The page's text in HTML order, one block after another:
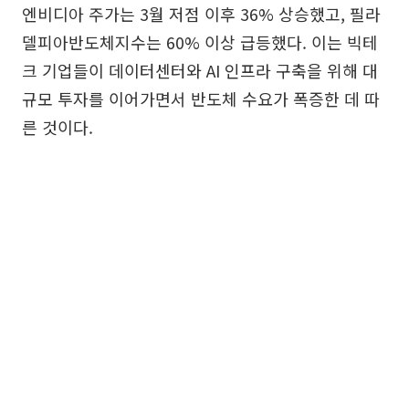
엔비디아 주가는 3월 저점 이후 36% 상승했고, 필라
델피아반도체지수는 60% 이상 급등했다. 이는 빅테
크 기업들이 데이터센터와 AI 인프라 구축을 위해 대
규모 투자를 이어가면서 반도체 수요가 폭증한 데 따
른 것이다.